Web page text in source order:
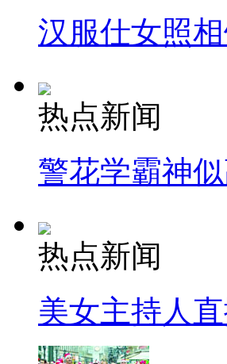
汉服仕女照
热点新闻
警花学霸神
热点新闻
美女主持人